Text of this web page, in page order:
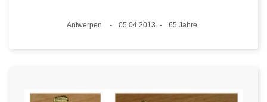
Standort
Antwerpen
05.04.2013
65 Jahre